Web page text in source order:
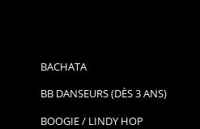
BACHATA
BB DANSEURS (DÈS 3 ANS)
BOOGIE / LINDY HOP